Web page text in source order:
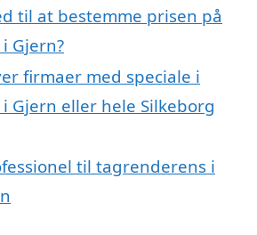
til at bestemme prisen på
Gjern?
firmaer med speciale i
Gjern eller hele Silkeborg
til tagrenderens i